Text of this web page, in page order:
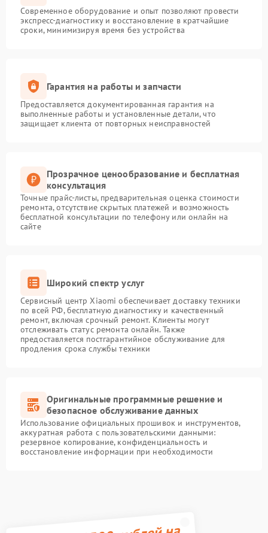
Современное оборудование и опыт позволяют провести
экспресс-диагностику и восстановление в кратчайшие
сроки, минимизируя время без устройства
Гарантия на работы и запчасти
Предоставляется документированная гарантия на
выполненные работы и установленные детали, что
защищает клиента от повторных неисправностей
Прозрачное ценообразование и бесплатная
консультация
Точные прайс-листы, предварительная оценка стоимости
ремонта, отсутствие скрытых платежей и возможность
бесплатной консультации по телефону или онлайн на
сайте
Широкий спектр услуг
Сервисный центр Xiaomi обеспечивает доставку техники
по всей РФ, бесплатную диагностику и качественный
ремонт, включая срочный ремонт. Клиенты могут
отслеживать статус ремонта онлайн. Также
предоставляется постгарантийное обслуживание для
продления срока службы техники
Оригинальные программные решение и
безопасное обслуживание данных
Использование официальных прошивок и инструментов,
аккуратная работа с пользовательскими данными:
резервное копирование, конфиденциальность и
восстановление информации при необходимости